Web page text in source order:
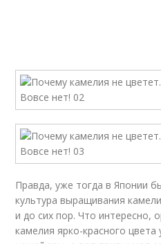
Правда, уже тогда в Японии
культура выращивания
и до сих пор. Что интересно,
камелия ярко-красного цвета